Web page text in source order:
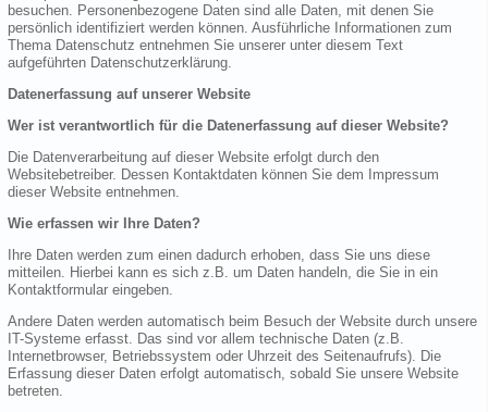
besuchen. Personenbezogene Daten sind alle Daten, mit denen Sie
persönlich identifiziert werden können. Ausführliche Informationen zum
Thema Datenschutz entnehmen Sie unserer unter diesem Text
aufgeführten Datenschutzerklärung.
Datenerfassung auf unserer Website
Wer ist verantwortlich für die Datenerfassung auf dieser Website?
Die Datenverarbeitung auf dieser Website erfolgt durch den
Websitebetreiber. Dessen Kontaktdaten können Sie dem Impressum
dieser Website entnehmen.
Wie erfassen wir Ihre Daten?
Ihre Daten werden zum einen dadurch erhoben, dass Sie uns diese
mitteilen. Hierbei kann es sich z.B. um Daten handeln, die Sie in ein
Kontaktformular eingeben.
Andere Daten werden automatisch beim Besuch der Website durch unsere
IT-Systeme erfasst. Das sind vor allem technische Daten (z.B.
Internetbrowser, Betriebssystem oder Uhrzeit des Seitenaufrufs). Die
Erfassung dieser Daten erfolgt automatisch, sobald Sie unsere Website
betreten.